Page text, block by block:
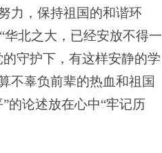
力，保持祖国的和谐环
北之大，已经安放不得一
守护下，有这样安静的学
不辜负前辈的热血和祖国
的论述放在心中“牢记历